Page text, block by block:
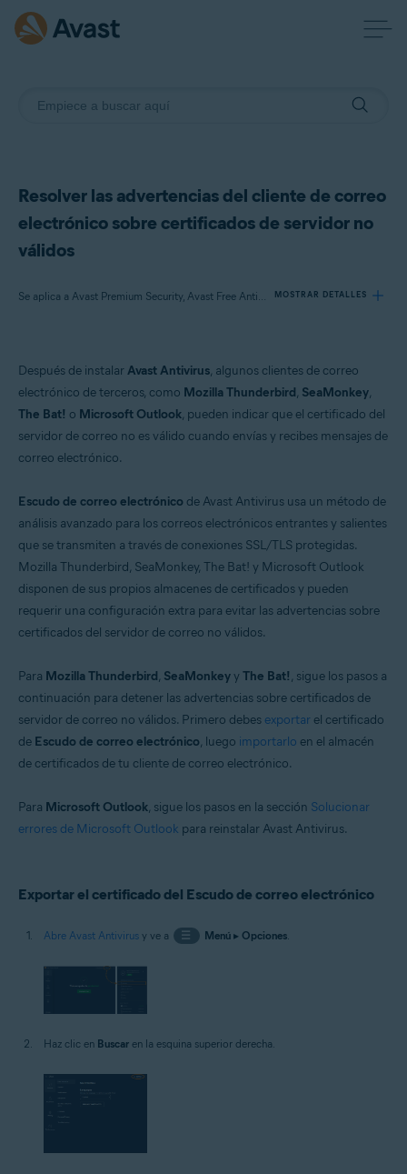
Resolver las advertencias del cliente de correo
electrónico sobre certificados de servidor no
válidos
Se aplica a Avast Premium Security, Avast Free Antivirus MOSTRAR DETALLES
Productos:
Avast Premium Security
Sistemas operativos:
Después de instalarAvast Antivirus, algunos clientes de correo
electrónico de terceros, como Mozilla Thunderbird, SeaMonkey,
The Bat! o Microsoft Outlook, pueden indicar que el certificado del
servidor de correo no es válido cuando envías y recibes mensajes de
correo electrónico.
Escudo de correo electrónico de Avast Antivirus usa un método de
análisis avanzado para los correos electrónicos entrantes y salientes
que se transmiten a través de conexiones SSL/TLS protegidas.
Mozilla Thunderbird, SeaMonkey, The Bat! y Microsoft Outlook
disponen de sus propios almacenes de certificados y pueden
requerir una configuración extra para evitar las advertencias sobre
certificados del servidor de correo no válidos.
Para Mozilla Thunderbird, SeaMonkeyy The Bat!, sigue los pasos a
continuación para detener las advertencias sobre certificados de
servidor de correo no válidos. Primero debes exportar el certificado
de Escudo de correo electrónico, luego importarlo en el almacén
de certificados de tu cliente de correo electrónico.
Para Microsoft Outlook, sigue los pasos en la sección Solucionar
errores de Microsoft Outlook para reinstalar Avast Antivirus.
Exportar el certificado del Escudo de correo electrónico
Abre Avast Antivirus y ve a ☰ Menú▸ Opciones.
Haz clic en Buscar en la esquina superior derecha.